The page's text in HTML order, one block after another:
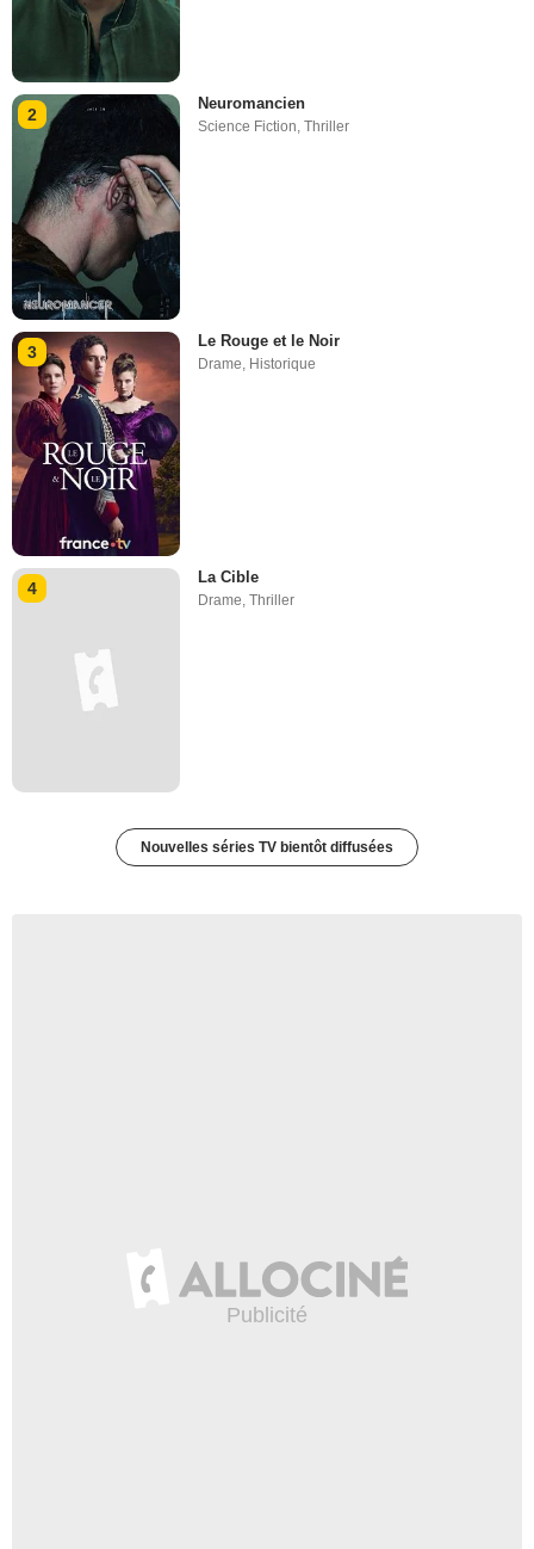
2
Neuromancien
Science Fiction,Thriller
3
Le Rouge et le Noir
Drame Historique
4
La Cible
Drame,Thriller
Nouvelles séries TV bientôt diffusées